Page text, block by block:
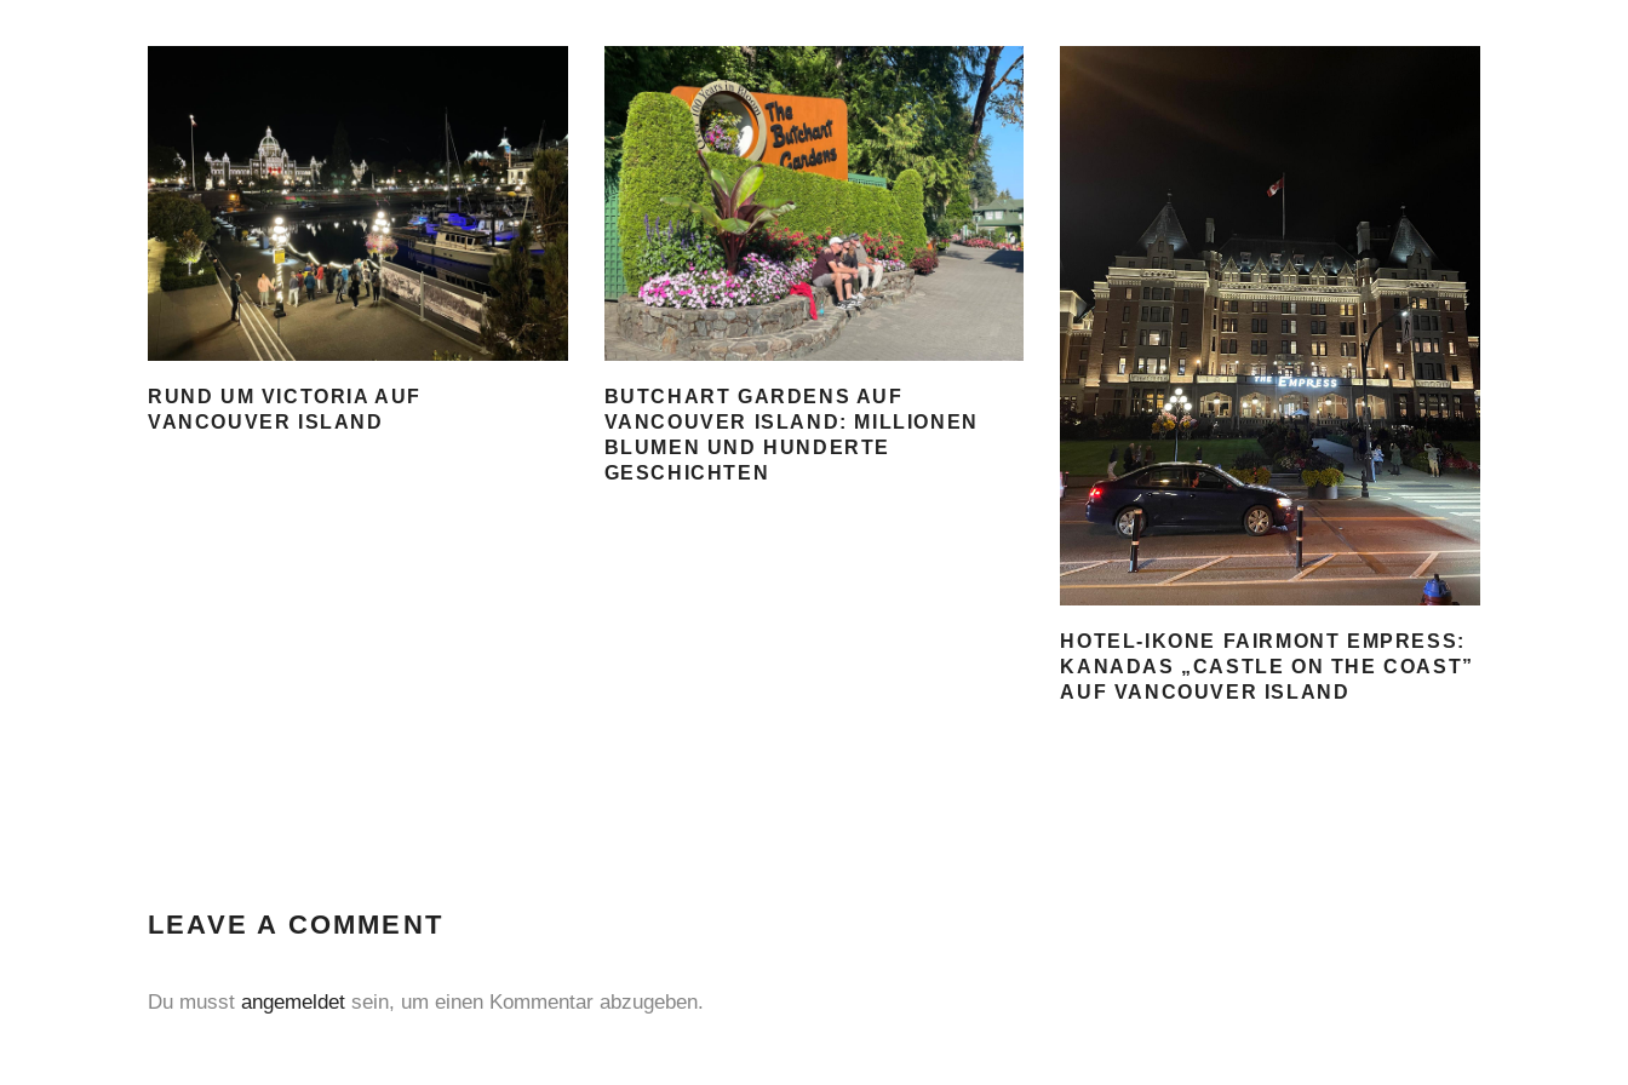
RUND UM VICTORIA AUF
VANCOUVER ISLAND
BUTCHART GARDENS AUF
VANCOUVER ISLAND: MILLIONEN
BLUMEN UND HUNDERTE
GESCHICHTEN
HOTEL-IKONE FAIRMONT EMPRESS:
KANADAS „CASTLE ON THE COAST”
AUF VANCOUVER ISLAND
LEAVE A COMMENT
Du musst angemeldet sein, um einen Kommentar abzugeben.